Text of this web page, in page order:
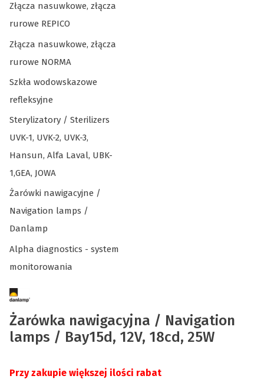
Złącza nasuwkowe, złącza
rurowe REPICO
Złącza nasuwkowe, złącza
rurowe NORMA
Szkła wodowskazowe
refleksyjne
Sterylizatory / Sterilizers
UVK-1, UVK-2, UVK-3,
Hansun, Alfa Laval, UBK-
1,GEA, JOWA
Żarówki nawigacyjne /
Navigation lamps /
Danlamp
Alpha diagnostics - system
monitorowania
Żarówka nawigacyjna / Navigation
lamps / Bay15d, 12V, 18cd, 25W
Przy zakupie większej ilości rabat